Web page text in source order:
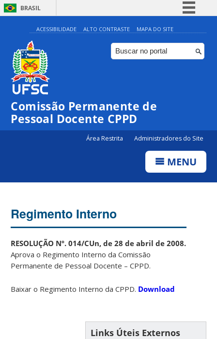
BRASIL
Simplifique!
Comunica BR
Participe
Canais
ACESSIBILIDADE ALTO CONTRASTE MAPA DO SITE
Comissão Permanente de
Pessoal Docente CPPD
Área Restrita Administradores do Site
MENU
Regimento Interno
RESOLUÇÃO Nº. 014/CUn, de 28 de abril de 2008.
Aprova o Regimento Interno da Comissão
Permanente de Pessoal Docente – CPPD.
Baixar o Regimento Interno da CPPD. Download
Links Úteis Externos